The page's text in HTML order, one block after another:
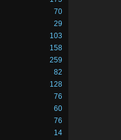
70
29
103
158
259
82
128
76
60
76
14